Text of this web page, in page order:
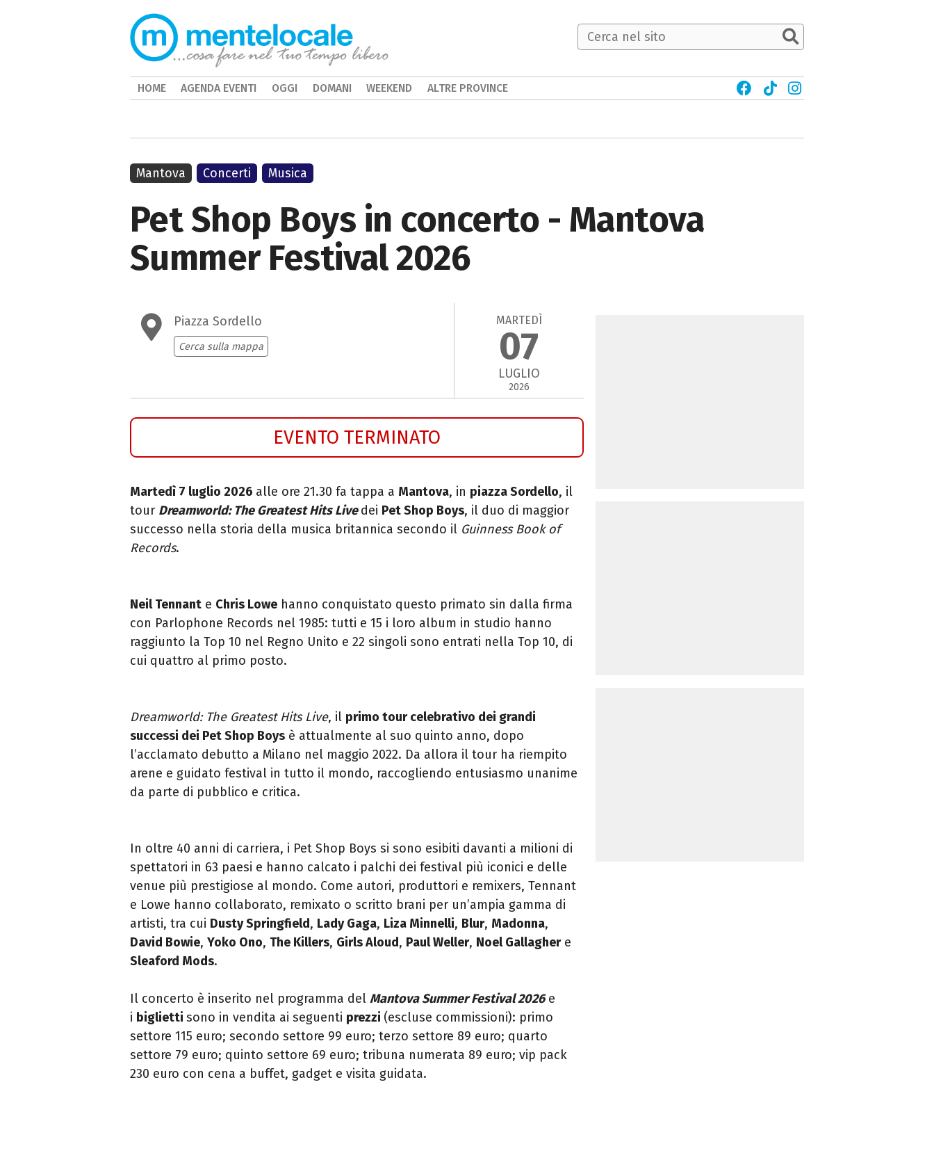
Pet Shop Boys in concerto - Mantova
Summer Festival 2026
Piazza Sordello
Cerca sulla mappa
MARTEDÌ
07
LUGLIO
2026
EVENTO TERMINATO
Martedì 7 luglio 2026 alle ore 21.30 fa tappa a Mantova, in piazza Sordello, il
tour Dreamworld: The Greatest Hits Livedei Pet Shop Boys, il duo di maggior
successo nella storia della musica britannica secondo il Guinness Book of
Records.
Neil Tennant e Chris Lowe hanno conquistato questo primato sin dalla firma
con Parlophone Records nel 1985: tutti e 15 i loro album in studio hanno
raggiunto la Top 10 nel Regno Unito e 22 singoli sono entrati nella Top 10, di
cui quattro al primo posto.
Dreamworld: The Greatest Hits Live, il primo tour celebrativo dei grandi
successi dei Pet Shop Boys è attualmente al suo quinto anno, dopo
l’acclamato debutto a Milano nel maggio 2022. Da allora il tour ha riempito
arene e guidato festival in tutto il mondo, raccogliendo entusiasmo unanime
da parte di pubblico e critica.
In oltre 40 anni di carriera, i Pet Shop Boys si sono esibiti davanti a milioni di
spettatori in 63 paesi e hanno calcato i palchi dei festival più iconici e delle
venue più prestigiose al mondo. Come autori, produttori e remixers, Tennant
e Lowe hanno collaborato, remixato o scritto brani per un’ampia gamma di
artisti, tra cui Dusty Springfield, Lady Gaga, Liza Minnelli, Blur, Madonna,
David Bowie, Yoko Ono, The Killers, Girls Aloud, Paul Weller, Noel Gallaghere
Sleaford Mods.
Il concerto è inserito nel programma del Mantova Summer Festival 2026e
i biglietti sono in vendita ai seguenti prezzi (escluse commissioni): primo
settore 115 euro; secondo settore 99 euro; terzo settore 89 euro; quarto
settore 79 euro; quinto settore 69 euro; tribuna numerata 89 euro; vip pack
230 euro con cena a buffet, gadget e visita guidata.
Mantova Concerti Musica
HOME AGENDA EVENTI OGGI DOMANI WEEKEND ALTRE PROVINCE